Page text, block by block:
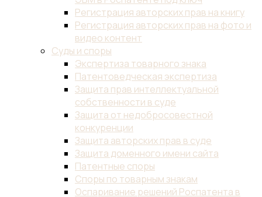
Регистрация авторских прав на книгу
Регистрация авторских прав на фото и
видео контент
Суды и споры
Экспертиза товарного знака
Патентоведческая экспертиза
Защита прав интеллектуальной
собственности в суде
Защита от недобросовестной
конкуренции
Защита авторских прав в суде
Защита доменного имени сайта
Патентные споры
Споры по товарным знакам
Оспаривание решений Роспатента в